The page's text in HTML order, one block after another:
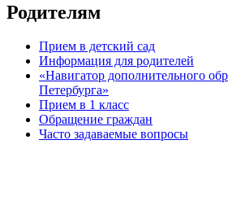
Родителям
Прием в детский сад
Информация для родителей
«Навигатор дополнительного
Петербурга»
Прием в 1 класс
Обращение граждан
Часто задаваемые вопросы